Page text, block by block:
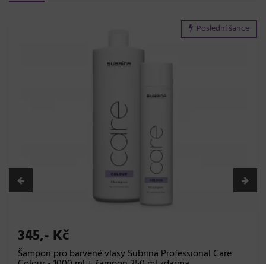
Poslední šance
345,- Kč
Šampon pro barvené vlasy Subrina Professional Care